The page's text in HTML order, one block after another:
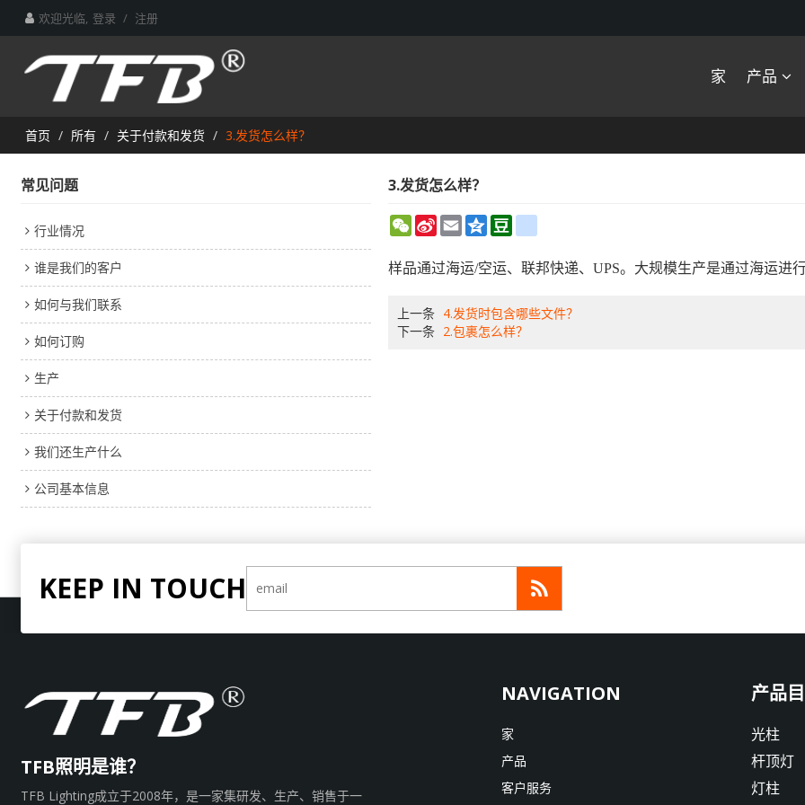
欢迎光临, 登录 / 注册
家 产品
首页 / 所有 / 关于付款和发货 / 3.发货怎么样？
常见问题
行业情况
谁是我们的客户
如何与我们联系
如何订购
生产
关于付款和发货
我们还生产什么
公司基本信息
3.发货怎么样？
WeChat
Sina
Weibo
EmailQzoneDouban
样品通过海运/空运、联邦快递、UPS。大规模生产是通过海运进
上一条 4.发货时包含哪些文件？
下一条 2.包裹怎么样？
KEEP IN TOUCH
TFB照明是谁？
TFB Lighting成立于2008年，是一家集研发、生产、销售于一
家
产品
客户服务
产品
光柱
杆顶灯
灯柱